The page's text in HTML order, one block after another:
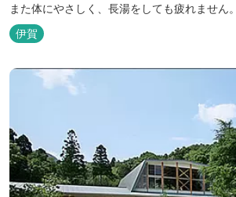
また体にやさしく、長湯をしても疲れません。 また、施設内にはオ
ートキャンプ場、デイキャンプ場、テニスコ
限定）、こんにゃくやパン作りの体験できる
木津川（鯛ケ瀬）のほとりにある美しい自然
ンプやディキャンプ...
伊賀